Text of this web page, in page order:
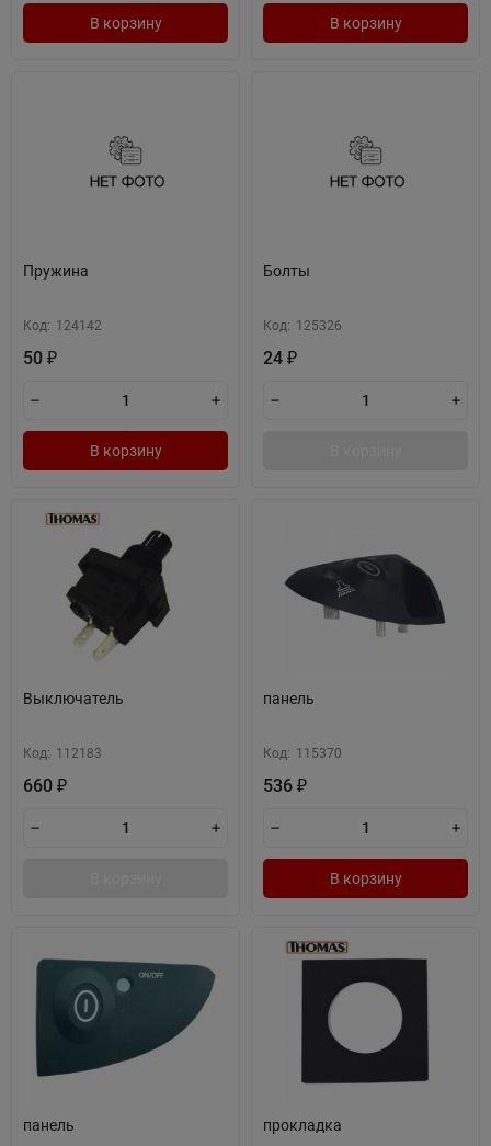
В корзину В корзину
Пружина
Код: 124142
50 ₽
В корзину
Болты
Код: 125326
24 ₽
Выключатель
Код: 112183
660 ₽
панель
Код: 115370
536 ₽
В корзину
панель прокладка